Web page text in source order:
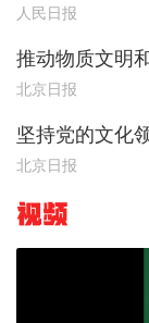
人民日报
推动物质文明
北京日报
坚持党的文化
北京日报
视频